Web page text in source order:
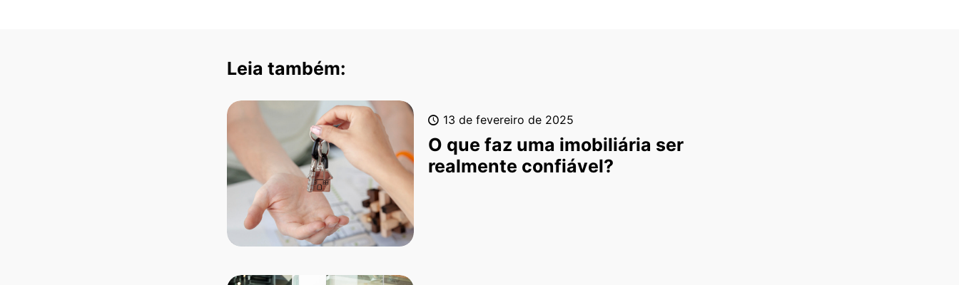
Leia também:
13 de fevereiro de 2025
O que faz uma imobiliária ser
realmente confiável?